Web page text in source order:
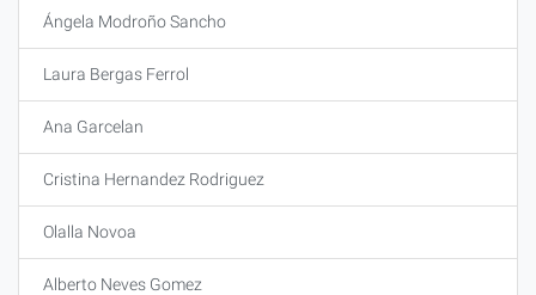
Ángela Modroño Sancho
Laura Bergas Ferrol
Ana Garcelan
Cristina Hernandez Rodriguez
Olalla Novoa
Alberto Neves Gomez